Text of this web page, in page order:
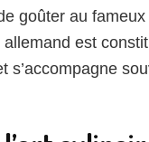
goûter au
est
s’accompagne